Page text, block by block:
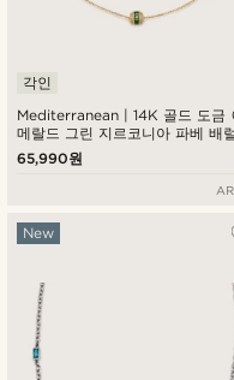
Mediterranean | 14K 골드 도금
메랄드 그린 지르코니아 파베 배
펜던트 목걸이
각인
65,990원
New